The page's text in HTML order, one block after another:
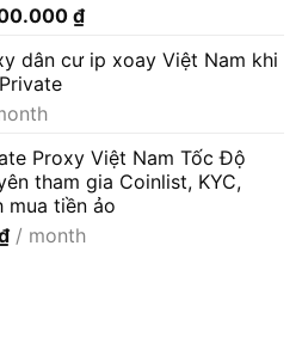
₫Khoảng
từ
dân cư ip xoay Việt Nam khi
Proxy Việt Nam Tốc Độ
tham gia Coinlist, KYC,
mua tiền ảo
/ month